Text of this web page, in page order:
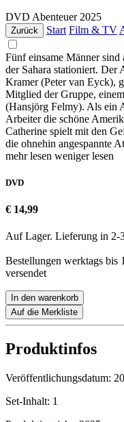
DVD Abenteuer 2025
Zurück Start Film & TV
Fünf einsame Männer
der Sahara stationiert. Der
Kramer (Peter van Eyck),
Mitglied der Gruppe,
(Hansjörg Felmy). Als ein
Arbeiter die schöne
Catherine spielt mit den
die ohnehin angespannte
mehr lesen weniger lesen
DVD
€ 14,99
Auf Lager. Lieferung in 2-
Bestellungen werktags bis
versendet
In den warenkorb
Auf die Merkliste
Produktinfos
Veröffentlichungsdatum:
Set-Inhalt: 1